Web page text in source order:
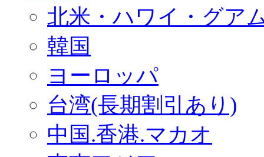
北米・ハワイ・グア
韓国
ヨーロッパ
台湾(長期割引あり)
中国.香港.マカオ